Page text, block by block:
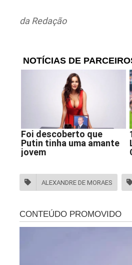
bases da democracia que a
constitucionais. Para ele, o
democracia — e qualquer
apenas o próprio texto legal,
"Supremo
promete
da Redação
ALEXANDRE DE MORAES